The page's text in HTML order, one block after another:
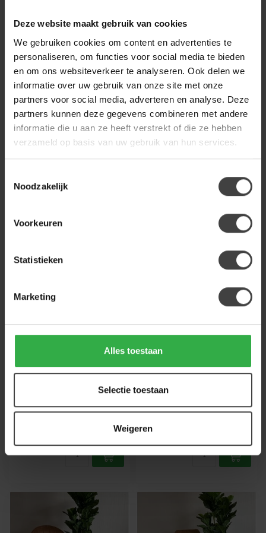
Deze website maakt gebruik van cookies
We gebruiken cookies om content en advertenties te
personaliseren, om functies voor social media te bieden
en om ons websiteverkeer te analyseren. Ook delen we
informatie over uw gebruik van onze site met onze
partners voor social media, adverteren en analyse. Deze
partners kunnen deze gegevens combineren met andere
informatie die u aan ze heeft verstrekt of die ze hebben
verzameld op basis van uw gebruik van hun services.
Noodzakelijk
Voorkeuren
Statistieken
Marketing
Alles toestaan
Selectie toestaan
Weigeren
cognac, antraciet en
olijfgroen
Mooie trendy eetkamerstoel
met zwart stalen frame en
handige wielen.
€139,00
.
.
softyl cognac en
antraciet
Een heerlijk zittende
kuipstoel met armleuning en
wielen.
€199,00 €119,00
.
Op voorraad
Mooie trendy eetkamerstoel
.
Mooie trendy eetkamerstoel
handige wielen en handvat.
.
Op voorraad